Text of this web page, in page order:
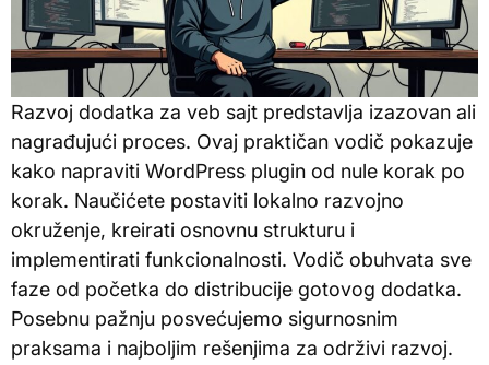
Razvoj dodatka za veb sajt predstavlja izazovan ali
nagrađujući proces. Ovaj praktičan vodič pokazuje
kako napraviti WordPress plugin od nule korak po
korak. Naučićete postaviti lokalno razvojno
okruženje, kreirati osnovnu strukturu i
implementirati funkcionalnosti. Vodič obuhvata sve
faze od početka do distribucije gotovog dodatka.
Posebnu pažnju posvećujemo sigurnosnim
praksama i najboljim rešenjima za održivi razvoj.